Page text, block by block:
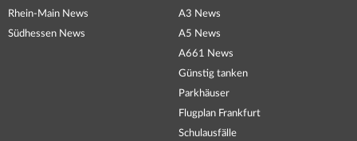
Rhein-Main News
Südhessen News
A3 News
A5 News
A661 News
Günstig tanken
Parkhäuser
Flugplan Frankfurt
Schulausfälle